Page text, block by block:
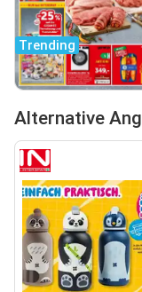
Trending
Alternative